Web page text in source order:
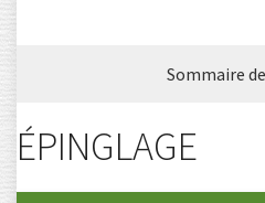
Sommaire
ÉPINGLAGE